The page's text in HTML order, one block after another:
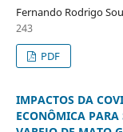
Fernando Rodrigo
243
PDF
IMPACTOS DA
ECONÔMICA